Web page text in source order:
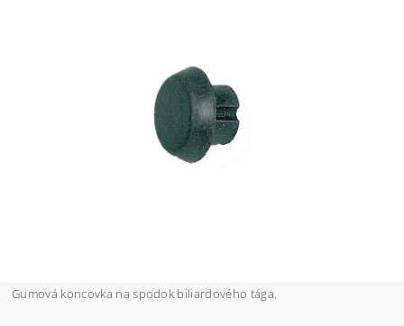
Gumová koncovka na spodok biliardového tága.